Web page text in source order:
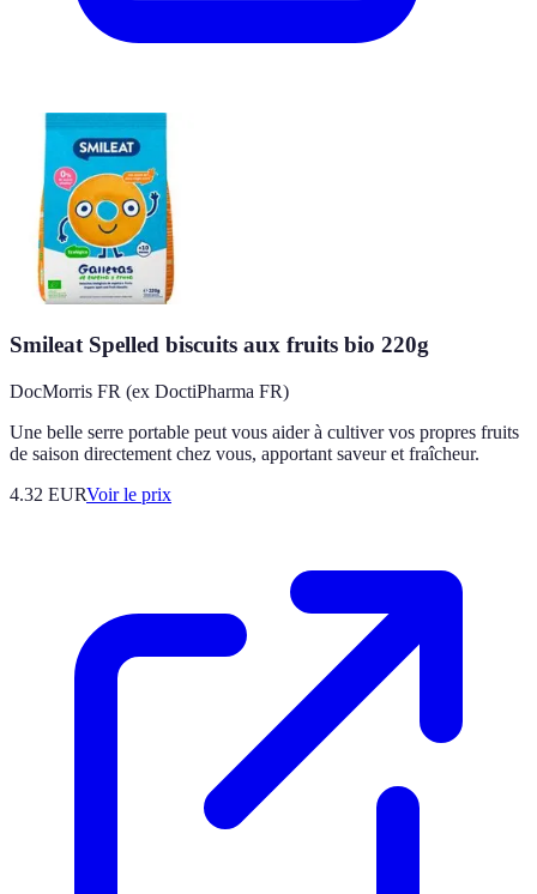
Smileat Spelled biscuits aux fruits bio 220g
DocMorris FR (ex DoctiPharma FR)
Une belle serre portable peut vous aider à cultiver vos propres fruits
de saison directement chez vous, apportant saveur et fraîcheur.
4.32 EURVoir le prix